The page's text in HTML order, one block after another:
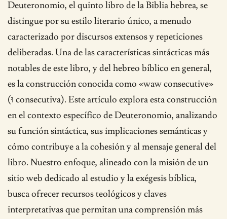
Deuteronomio, el quinto libro de la Biblia hebrea, se
distingue por su estilo literario único, a menudo
caracterizado por discursos extensos y repeticiones
deliberadas. Una de las características sintácticas más
notables de este libro, y del hebreo bíblico en general,
es la construcción conocida como «waw consecutive»
(וּ consecutiva). Este artículo explora esta construcción
en el contexto específico de Deuteronomio, analizando
su función sintáctica, sus implicaciones semánticas y
cómo contribuye a la cohesión y al mensaje general del
libro. Nuestro enfoque, alineado con la misión de un
sitio web dedicado al estudio y la exégesis bíblica,
busca ofrecer recursos teológicos y claves
interpretativas que permitan una comprensión más